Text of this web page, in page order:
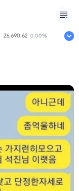
0.00%